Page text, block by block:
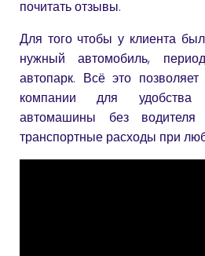
почитать отзывы.
Для того чтобы у клиента
нужный автомобиль,
автопарк. Всё это позволяет
компании для удобства
автомашины без водителя
транспортные расходы при